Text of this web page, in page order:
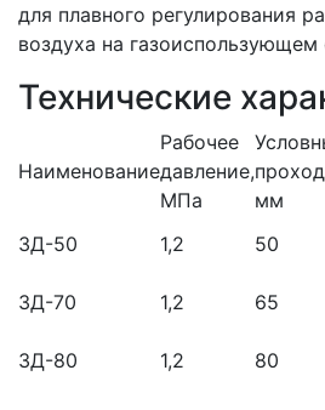
для плавного регулирования
воздуха на газоиспользующем
Технические
Наименование
Рабочее
давление,
МПа
мм
ЗД-50
1,2 50
ЗД-70 1,2 65
ЗД-80 1,2 80